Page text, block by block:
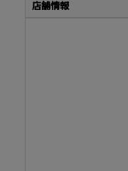
店舗情報